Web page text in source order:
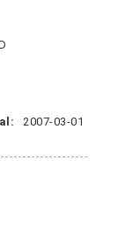
2007-03-01